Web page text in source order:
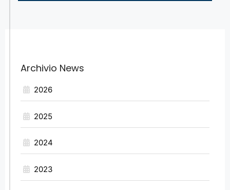
Archivio News
2026
2025
2024
2023